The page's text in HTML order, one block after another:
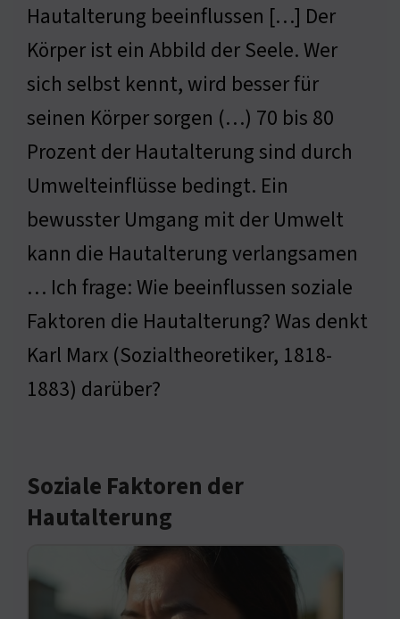
Hautalterung beeinflussen […] Der
Körper ist ein Abbild der Seele. Wer
sich selbst kennt, wird besser für
seinen Körper sorgen (…) 70 bis 80
Prozent der Hautalterung sind durch
Umwelteinflüsse bedingt. Ein
bewusster Umgang mit der Umwelt
kann die Hautalterung verlangsamen
… Ich frage: Wie beeinflussen soziale
Faktoren die Hautalterung? Was denkt
Karl Marx (Sozialtheoretiker, 1818-
1883) darüber?
Soziale Faktoren der
Hautalterung